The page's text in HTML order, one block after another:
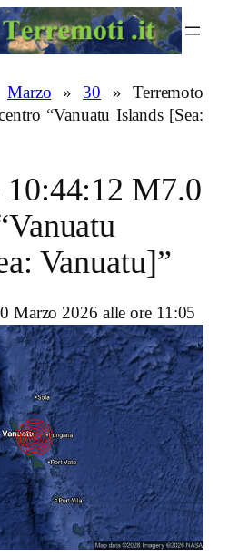
Marzo » 30 » Terremoto
“Vanuatu Islands [Sea:
10:44:12 M7.0
Vanuatu]”
Marzo 2026 alle ore 11:05